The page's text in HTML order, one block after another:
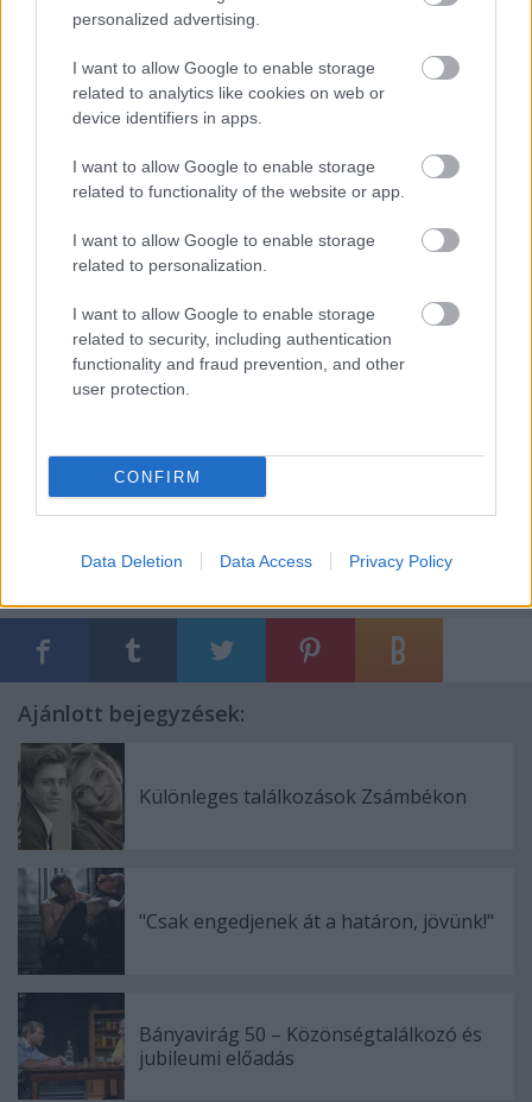
personalized advertising.
I want to allow Google to enable storage
related to analytics like cookies on web or
device identifiers in apps.
I want to allow Google to enable storage
related to functionality of the website or app.
I want to allow Google to enable storage
related to personalization.
I want to allow Google to enable storage
related to security, including authentication
functionality and fraud prevention, and other
user protection.
CONFIRM
Data Deletion Data Access Privacy Policy
Szereposztás:
Salamon Béla:Székhelyi József
Színpadra alkalmazta:
Jegyek elővételben a Fesztivál Jegyirodában (Szeged,
Tisza L. krt. 56.) 1500 Ft-os áron kaphatók, a
helyszínen az előadás napján 2000 Ft-ba kerülnek.
Ajánlott bejegyzések:
Különleges találkozások Zsámbékon
"Csak engedjenek át a határon, jövünk!"
Bányavirág 50 – Közönségtalálkozó és
jubileumi előadás